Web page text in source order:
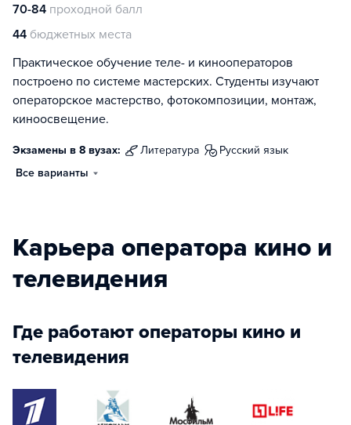
70-84 проходной балл
44 бюджетных места
Практическое обучение теле- и кинооператоров
построено по системе мастерских. Студенты изучают
операторское мастерство, фотокомпозиции, монтаж,
киноосвещение.
Экзамены в 8 вузах: литература
русский язык
Все варианты
Карьера оператора кино и
телевидения
Где работают операторы кино и
телевидения